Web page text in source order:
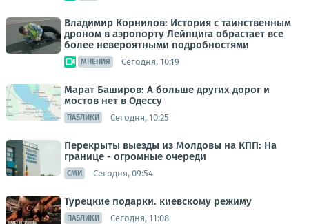
Владимир Корнилов: История с таинственным
дроном в аэропорту Лейпцига обрастает все
более невероятными подробностями
МНЕНИЯ Сегодня, 10:19
Марат Баширов: А больше других дорог и
мостов нет в Одессу
ПАБЛИКИ Сегодня, 10:25
Перекрыты выезды из Молдовы на КПП: На
границе - огромные очереди
СМИ Сегодня, 09:54
Турецкие подарки. киевскому режиму
ПАБЛИКИ Сегодня, 11:08